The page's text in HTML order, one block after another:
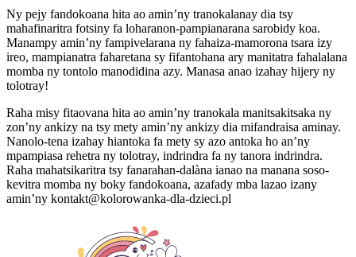
Ny pejy fandokoana hita ao amin’ny tranokalanay dia tsy
mahafinaritra fotsiny fa loharanon-pampianarana sarobidy koa.
Manampy amin’ny fampivelarana ny fahaiza-mamorona tsara izy
ireo, mampianatra faharetana sy fifantohana ary manitatra fahalalana
momba ny tontolo manodidina azy. Manasa anao izahay hijery ny
tolotray!
Raha misy fitaovana hita ao amin’ny tranokala manitsakitsaka ny
zon’ny ankizy na tsy mety amin’ny ankizy dia mifandraisa aminay.
Nanolo-tena izahay hiantoka fa mety sy azo antoka ho an’ny
mpampiasa rehetra ny tolotray, indrindra fa ny tanora indrindra.
Raha mahatsikaritra tsy fanarahan-dalàna ianao na manana soso-
kevitra momba ny boky fandokoana, azafady mba lazao izany
amin’ny kontakt@kolorowanka-dla-dzieci.pl